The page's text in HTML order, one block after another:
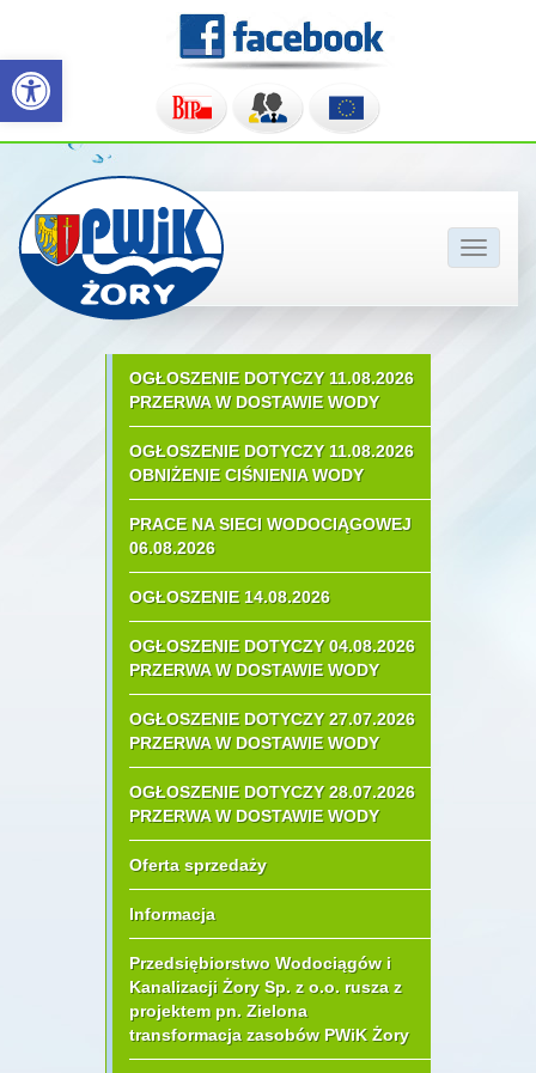
Otwórz pasek narzędzi
Pokaż/
OGŁOSZENIE DOTYCZY 11.08.2026
PRZERWA W DOSTAWIE WODY
OGŁOSZENIE DOTYCZY 11.08.2026
OBNIŻENIE CIŚNIENIA WODY
PRACE NA SIECI WODOCIĄGOWEJ
06.08.2026
OGŁOSZENIE 14.08.2026
OGŁOSZENIE DOTYCZY 04.08.2026
PRZERWA W DOSTAWIE WODY
OGŁOSZENIE DOTYCZY 27.07.2026
PRZERWA W DOSTAWIE WODY
OGŁOSZENIE DOTYCZY 28.07.2026
PRZERWA W DOSTAWIE WODY
Oferta sprzedaży
Informacja
Przedsiębiorstwo Wodociągów i
Kanalizacji Żory Sp. z o.o. rusza z
projektem pn. Zielona
transformacja zasobów PWiK Żory